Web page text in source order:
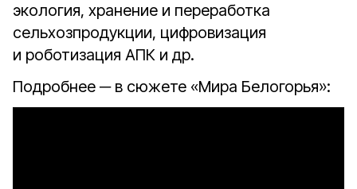
экология, хранение и переработка
сельхозпродукции, цифровизация
и роботизация АПК и др.
Подробнее ─ в сюжете «Мира Белогорья»: